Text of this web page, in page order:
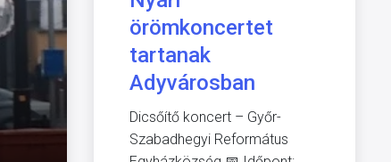
örömkoncertet
tartanak
Adyvárosban
Dicsőítő koncert – Győr-
Szabadhegyi Református